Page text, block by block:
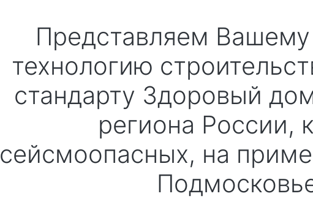
Представляем Вашему вниманию
технологию
стандарту Здоровый
региона России,
сейсмоопасных, на